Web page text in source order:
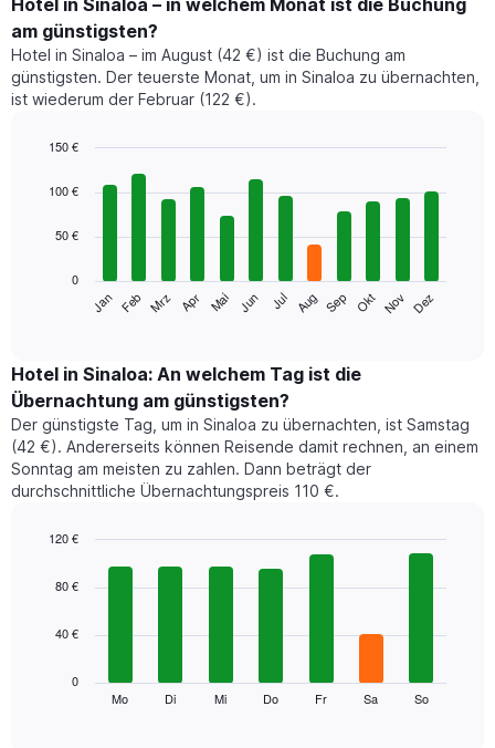
Hotel in Sinaloa – in welchem Monat ist die Buchung
am günstigsten?
Hotel in Sinaloa – im August (42 €) ist die Buchung am
günstigsten. Der teuerste Monat, um in Sinaloa zu übernachten,
ist wiederum der Februar (122 €).
chart
bars.
folgende
den
durchschnittlichen
Zimmerpreis
im
jeweiligen
Monat
an.
Diagramm
die
Monate
graphic.
Jan Feb Mrz Apr Mai Jun Jul Aug Sep Okt Nov Dez
0
50 €
100 €
150 €
Hotel in Sinaloa: An welchem Tag ist die
Übernachtung am günstigsten?
Der günstigste Tag, um in Sinaloa zu übernachten, ist Samstag
(42 €). Andererseits können Reisende damit rechnen, an einem
Sonntag am meisten zu zahlen. Dann beträgt der
durchschnittliche Übernachtungspreis 110 €.
chart
bars.
Mo Di Mi Do Fr Sa So
0
40 €
80 €
120 €